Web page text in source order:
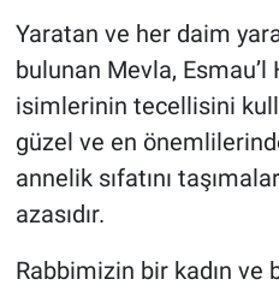
Yaratan ve her daim
bulunan Mevla, Esmau’l
isimlerinin tecellisini
güzel ve en
annelik sıfatını
azasıdır.
Rabbimizin bir kadın ve